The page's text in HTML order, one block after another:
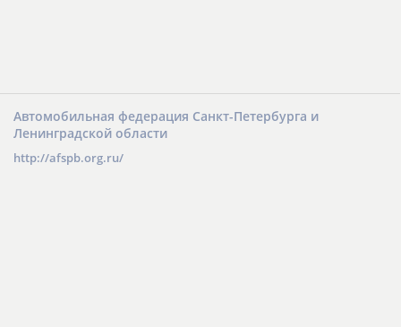
Автомобильная федерация Санкт-Петербурга и
Ленинградской области
http://afspb.org.ru/